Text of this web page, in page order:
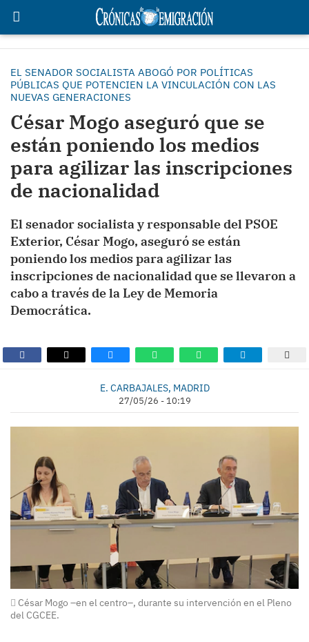
EL SENADOR SOCIALISTA ABOGÓ POR POLÍTICAS
PÚBLICAS QUE POTENCIEN LA VINCULACIÓN CON LAS
NUEVAS GENERACIONES
César Mogo aseguró que se
están poniendo los medios
para agilizar las inscripciones
de nacionalidad
El senador socialista y responsable del PSOE
Exterior, César Mogo, aseguró se están
poniendo los medios para agilizar las
inscripciones de nacionalidad que se llevaron a
cabo a través de la Ley de Memoria
Democrática.
E. CARBAJALES, MADRID
27/05/26 - 10:19
César Mogo –en el centro–, durante su intervención en el Pleno
del CGCEE.